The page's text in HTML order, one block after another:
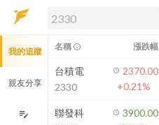
解鎖即時行情及進階功能
方案」，即可解鎖以下功能：
即時行情
即時市況與排行
成交金額熱力圖
我的追蹤
親友分享
edit_note
名稱 info_outline 漲跌幅
台積電
2330
2370.00
+0.21%
聯發科
3900.00